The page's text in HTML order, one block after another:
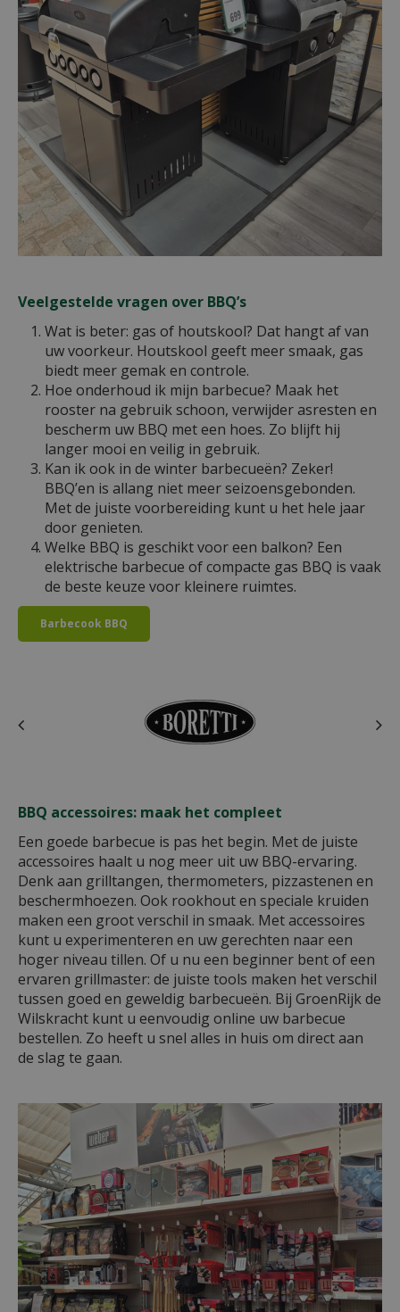
Veelgestelde vragen over BBQ’s
Wat is beter: gas of houtskool? Dat hangt af van
uw voorkeur. Houtskool geeft meer smaak, gas
biedt meer gemak en controle.
Hoe onderhoud ik mijn barbecue? Maak het
rooster na gebruik schoon, verwijder asresten en
bescherm uw BBQ met een hoes. Zo blijft hij
langer mooi en veilig in gebruik.
Kan ik ook in de winter barbecueën? Zeker!
BBQ’en is allang niet meer seizoensgebonden.
Met de juiste voorbereiding kunt u het hele jaar
door genieten.
Welke BBQ is geschikt voor een balkon? Een
elektrische barbecue of compacte gas BBQ is vaak
de beste keuze voor kleinere ruimtes.
Barbecook BBQ
BBQ accessoires: maak het compleet
Een goede barbecue is pas het begin. Met de juiste
accessoires haalt u nog meer uit uw BBQ-ervaring.
Denk aan grilltangen, thermometers, pizzastenen en
beschermhoezen. Ook rookhout en speciale kruiden
maken een groot verschil in smaak. Met accessoires
kunt u experimenteren en uw gerechten naar een
hoger niveau tillen. Of u nu een beginner bent of een
ervaren grillmaster: de juiste tools maken het verschil
tussen goed en geweldig barbecueën. Bij GroenRijk de
Wilskracht kunt u eenvoudig online uw barbecue
bestellen. Zo heeft u snel alles in huis om direct aan
de slag te gaan.